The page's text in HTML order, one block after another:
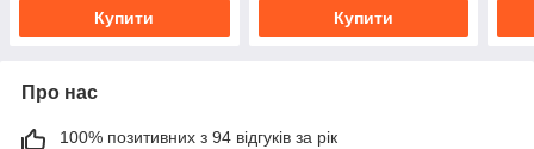
Купити Купити
Про нас
100% позитивних з 94 відгуків за рік